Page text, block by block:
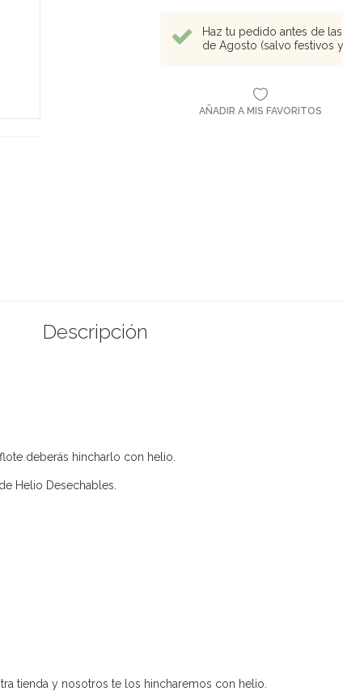
Haz tu pedido antes de
de Agosto (salvo festivos
AÑADIR A MIS FAVORITOS
Descripción
deberás hincharlo con helio.
Helio Desechables.
tienda y nosotros te los hincharemos con helio.